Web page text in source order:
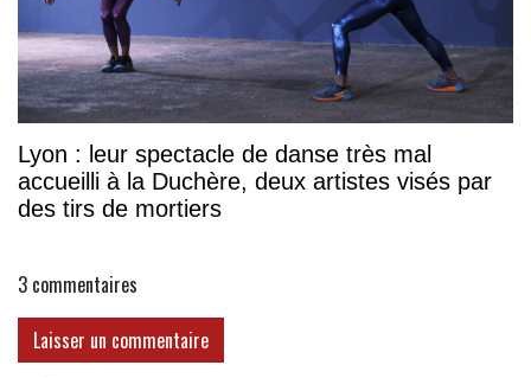
Lyon : leur spectacle de danse très mal
accueilli à la Duchère, deux artistes visés par
des tirs de mortiers
3 commentaires
Laisser un commentaire